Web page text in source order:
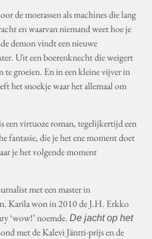
de moerassen als machines die lang
en waarvan niemand weet hoe je
demon vindt een nieuwe
Uit een boerenknecht die weigert
te groeien. En in een kleine vijver in
het snoekje waar het allemaal om
een virtuoze roman, tegelijkertijd een
fantasie, die je het ene moment doet
je het volgende moment
met een master in
Karila won in 2010 de J.H. Erkko
‘wow!’ noemde. De jacht op het
met de Kalevi Jäntti-prijs en de